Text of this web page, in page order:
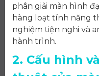
phân giải màn hình
hàng loạt tính năng
nghiệm tiện nghi và
hành trình.
2. Cấu hình